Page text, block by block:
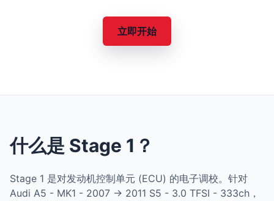
立即开始
什么是 Stage 1？
Stage 1 是对发动机控制单元 (ECU) 的电子调校。针对
Audi A5 - MK1 - 2007 -> 2011 S5 - 3.0 TFSI - 333ch，